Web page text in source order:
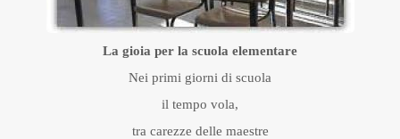
La gioia per la scuola elementare
Nei primi giorni di scuola
il tempo vola,
tra carezze delle maestre